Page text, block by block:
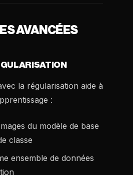
AVANCÉES
la régularisation aide à
:
du modèle de base
classe
ensemble de données